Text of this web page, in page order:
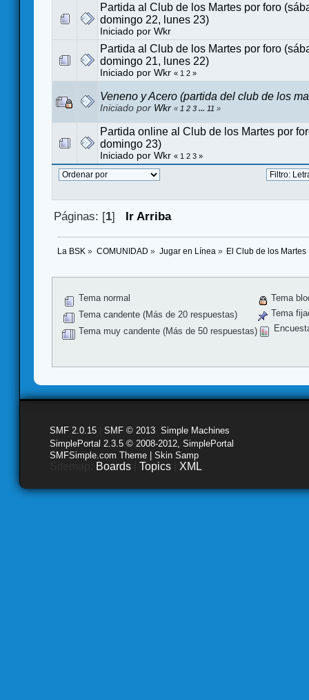
Partida al Club de los Martes por foro
domingo 22, lunes 23)
Iniciado por Wkr
Partida al Club de los Martes por foro
domingo 21, lunes 22)
Iniciado por Wkr « 1 2 »
Veneno y Acero (partida del club de los
Iniciado por Wkr « 1 2 3 ... 11 »
Partida online al Club de los Martes por
domingo 23)
Iniciado por Wkr « 1 2 3 »
Páginas: [1] Ir Arriba
La BSK » COMUNIDAD » Jugar en Línea » El Club de los Martes
Tema normal
Tema candente (Más de 20 respuestas)
Tema muy candente (Más de 50 respuestas)
Tema
Tema
SMF 2.0.15 SMF © 2013 Simple Machines
SimplePortal 2.3.5 © 2008-2012, SimplePortal
SMFSimple.com Theme | Skin Samp
Boards Topics XML